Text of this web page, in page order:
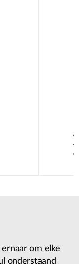
om elke
onderstaand